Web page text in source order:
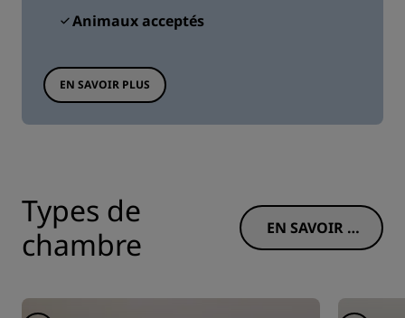
Animaux acceptés
EN SAVOIR PLUS
Types de
chambre
EN SAVOIR P
LUS